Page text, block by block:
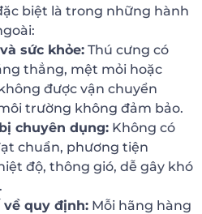
biệt là trong những hành
sức khỏe: Thú cưng có
thẳng, mệt mỏi hoặc
được vận chuyển
trường không đảm bảo.
chuyên dụng: Không có
chuẩn, phương tiện
độ, thông gió, dễ gây khó
về quy định: Mỗi hãng hàng